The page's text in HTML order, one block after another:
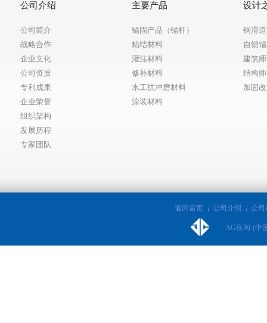
公司介绍
公司简介
战略合作
企业文化
公司资质
专利成果
企业荣誉
组织架构
发展历程
专家团队
主要产品
锚固产品（锚杆）
粘结材料
灌注材料
修补材料
水工抗冲磨材料
涂装材料
设计
钢滑
自锁
建筑
结构
加固
返回首页 公司介绍 公司
AG庄闲·(中